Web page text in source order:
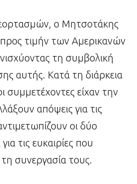
ο Μητσοτάκης
τιμήν των Αμερικανών
τη συμβολική
αυτής. Κατά τη διάρκεια
συμμετέχοντες είχαν την
απόψεις για τις
οι δύο
τις ευκαιρίες που
συνεργασία τους.